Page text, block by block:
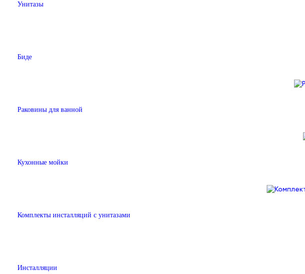
Унитазы
Биде
Раковины для ванной
Кухонные мойки
Комплекты инсталляций с унитазами
Инсталляции